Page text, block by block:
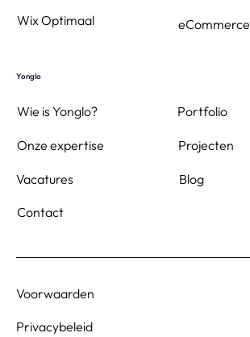
Wix Optimaal eCommerce
Yonglo
Wie is Yonglo?
Onze expertise
Vacatures
Contact
Portfolio
Projecten
Blog
Voorwaarden
Privacybeleid